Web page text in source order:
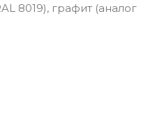
8019), графит (аналог